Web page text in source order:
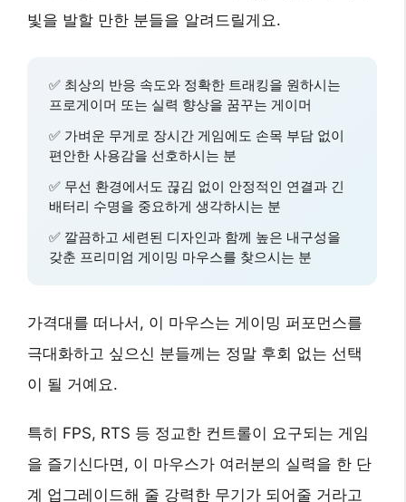
빛을 발할 만한 분들을 알려드릴게요.
✅ 최상의 반응 속도와 정확한 트래킹을 원하시는
프로게이머 또는 실력 향상을 꿈꾸는 게이머
✅ 가벼운 무게로 장시간 게임에도 손목 부담 없이
편안한 사용감을 선호하시는 분
✅ 무선 환경에서도 끊김 없이 안정적인 연결과 긴
배터리 수명을 중요하게 생각하시는 분
✅ 깔끔하고 세련된 디자인과 함께 높은 내구성을
갖춘 프리미엄 게이밍 마우스를 찾으시는 분
가격대를 떠나서, 이 마우스는 게이밍 퍼포먼스를
극대화하고 싶으신 분들께는 정말 후회 없는 선택
이 될 거예요.
특히 FPS, RTS 등 정교한 컨트롤이 요구되는 게임
을 즐기신다면, 이 마우스가 여러분의 실력을 한 단
계 업그레이드해 줄 강력한 무기가 되어줄 거라고